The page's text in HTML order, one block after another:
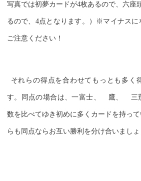
写真では初夢カードが4枚あるので、六座
るので、4点となります。）※マイナスに
ご注意ください！
それらの得点を合わせてもっとも多く
す。同点の場合は、一富士、 鷹、 三
数を比べてゆき初めに多くカードを持っ
らも同点ならお互い勝利を分け合いましょ